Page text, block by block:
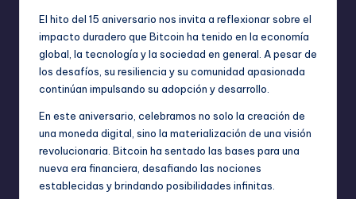
El hito del 15 aniversario nos invita a reflexionar sobre el
impacto duradero que Bitcoin ha tenido en la economía
global, la tecnología y la sociedad en general. A pesar de
los desafíos, su resiliencia y su comunidad apasionada
continúan impulsando su adopción y desarrollo.
En este aniversario, celebramos no solo la creación de
una moneda digital, sino la materialización de una visión
revolucionaria. Bitcoin ha sentado las bases para una
nueva era financiera, desafiando las nociones
establecidas y brindando posibilidades infinitas.